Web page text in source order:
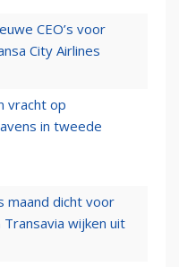
CEO’s voor
City Airlines
vracht op
in tweede
maand dicht voor
wijken uit